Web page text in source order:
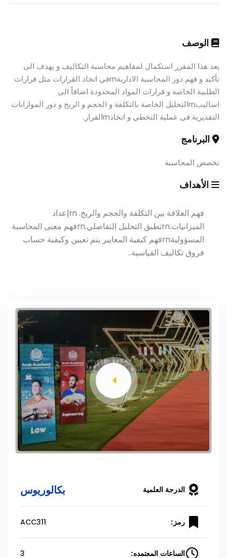
الوصف
يعد هذا المقرر استكمال لمفاهيم محاسبة التكاليف و يهدف الى
تأكيد و فهم دور المحاسبة الاداريةrnفي اتخاذ القرارات مثل قرارات
الطلبية الخاصة و قرارات المواد المحدودة اضافاً الى
اساليبrnالتحليل الخاصة بالتكلفة و الحجم و الربح و دور الموازانات
التقديرية فى عملية التخطي و اتخاذrnالقرار.
البرنامج
تخصص المحاسبة
الأهداف
فهم العلاقة بين التكلفة والحجم والربح. rnإعداد
الميزانيات.rnتطبق التحليل التفاضلي.rnفهم معنى المحاسبة
المسؤوليةrnفهم كيفية المعايير يتم تعيين وكيفية حساب
فروق تكاليف القياسية..
الدرجة العلمية بكالوريوس
رمز: ACC311
الساعات المعتمده: 3